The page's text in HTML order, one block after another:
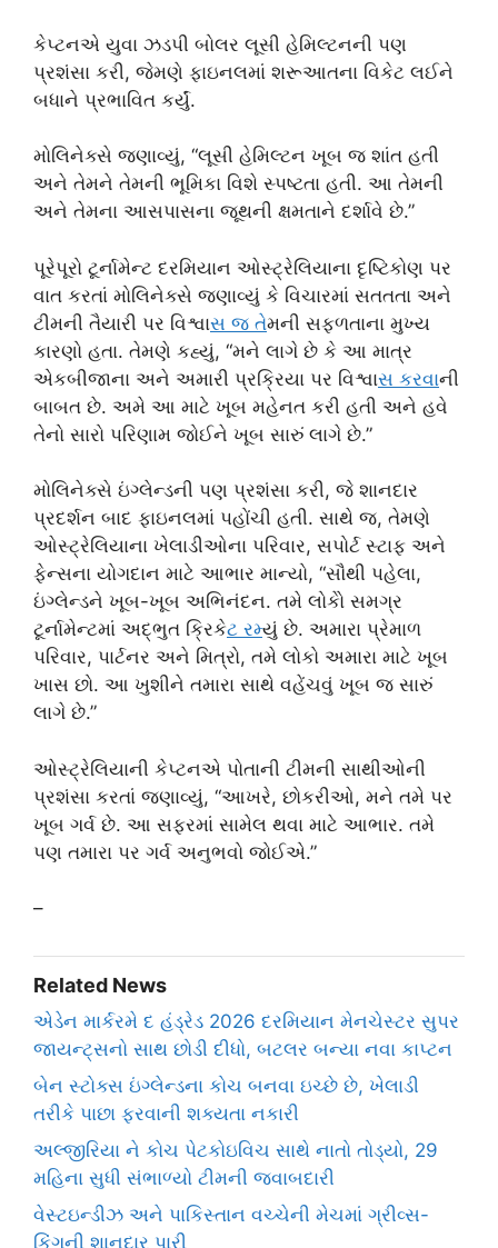
કેપ્ટનએ યુવા ઝડપી બોલર લૂસી હેમિલ્ટનની પણ
પ્રશંસા કરી, જેમણે ફાઇનલમાં શરૂઆતના વિકેટ લઈને
બધાને પ્રભાવિત કર્યું.
મોલિનેક્સે જણાવ્યું, “લૂસી હેમિલ્ટન ખૂબ જ શાંત હતી
અને તેમને તેમની ભૂમિકા વિશે સ્પષ્ટતા હતી. આ તેમની
અને તેમના આસપાસના જૂથની ક્ષમતાને દર્શાવે છે.”
પૂરેપૂરો ટૂર્નામેન્ટ દરમિયાન ઓસ્ટ્રેલિયાના દૃષ્ટિકોણ પર
વાત કરતાં મોલિનેક્સે જણાવ્યું કે વિચારમાં સતતતા અને
ટીમની તૈયારી પર વિશ્વાસ જ તેમની સફળતાના મુખ્ય
કારણો હતા. તેમણે કહ્યું, “મને લાગે છે કે આ માત્ર
એકબીજાના અને અમારી પ્રક્રિયા પર વિશ્વાસ કરવાની
બાબત છે. અમે આ માટે ખૂબ મહેનત કરી હતી અને હવે
તેનો સારો પરિણામ જોઈને ખૂબ સારું લાગે છે.”
મોલિનેક્સે ઇંગ્લેન્ડની પણ પ્રશંસા કરી, જે શાનદાર
પ્રદર્શન બાદ ફાઇનલમાં પહોંચી હતી. સાથે જ, તેમણે
ઓસ્ટ્રેલિયાના ખેલાડીઓના પરિવાર, સપોર્ટ સ્ટાફ અને
ફેન્સના યોગદાન માટે આભાર માન્યો, “સૌથી પહેલા,
ઇંગ્લેન્ડને ખૂબ-ખૂબ અભિનંદન. તમે લોકોે સમગ્ર
ટૂર્નામેન્ટમાં અદ્ભુત ક્રિકેટ રમ્યું છે. અમારા પ્રેમાળ
પરિવાર, પાર્ટનર અને મિત્રો, તમે લોકો અમારા માટે ખૂબ
ખાસ છો. આ ખુશીને તમારા સાથે વહેંચવું ખૂબ જ સારું
લાગે છે.”
ઓસ્ટ્રેલિયાની કેપ્ટનએ પોતાની ટીમની સાથીઓની
પ્રશંસા કરતાં જણાવ્યું, “આખરે, છોકરીઓ, મને તમે પર
ખૂબ ગર્વ છે. આ સફરમાં સામેલ થવા માટે આભાર. તમે
પણ તમારા પર ગર્વ અનુભવો જોઈએ.”
–
Related News
એડેન માર્કરમે દ હંડ્રેડ 2026 દરમિયાન મેનચેસ્ટર સુપર
જાયન્ટ્સનો સાથ છોડી દીધો, બટલર બન્યા નવા કાપ્ટન
બેન સ્ટોક્સ ઇંગ્લેન્ડના કોચ બનવા ઇચ્છે છે, ખેલાડી
તરીકે પાછા ફરવાની શક્યતા નકારી
અલ્જીરિયા ને કોચ પેટકોઇવિચ સાથે નાતો તોડ્યો, 29
મહિના સુધી સંભાળ્યો ટીમની જવાબદારી
વેસ્ટઇન્ડીઝ અને પાકિસ્તાન વચ્ચેની મેચમાં ગ્રીવ્સ-
કિંગની શાનદાર પારી